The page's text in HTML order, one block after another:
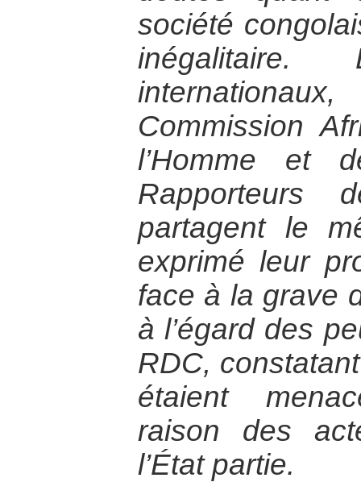
société
inégalitaire.
Commission
l’Homme et
Rapporteurs
partagent le
exprimé leur
face à la grave
à l’égard des
RDC,
étaient
raison des
l’État partie.